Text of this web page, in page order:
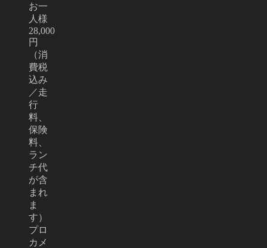
お一
人様
28,000
円
（消
費税
込み
／走
行
料、
保険
料、
ラン
チ代
が含
まれ
ま
す）
プロ
カメ